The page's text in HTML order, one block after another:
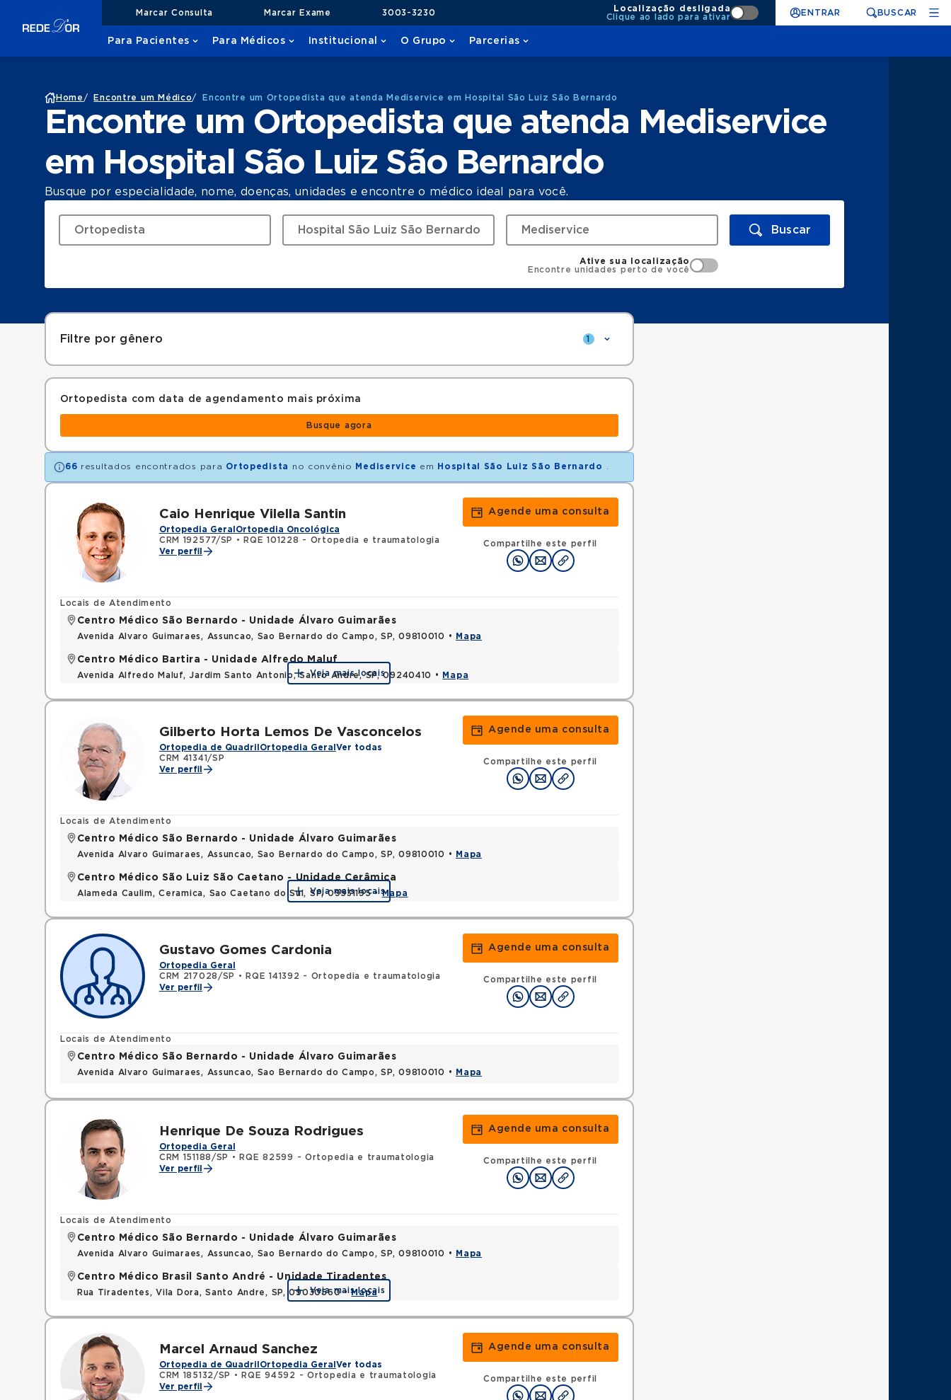
Marcar Consulta Marcar Exame 3003-3230
Localização desligada
Clique ao lado para ativar
ENTRAR BUSCAR
Para Pacientes Para Médicos Institucional O Grupo Parcerias
Home / Encontre um Médico/ Encontre um Ortopedista que atenda Mediservice em Hospital São Luiz São Bernardo
Encontre um Ortopedista que atenda Mediservice
em Hospital São Luiz São Bernardo
Busque por especialidade, nome, doenças, unidades e encontre o médico ideal para você.
Buscar
Ative sua localização
Encontre unidades perto de você
Filtre por gênero 1
Ortopedista com data de agendamento mais próxima
Busque agora
66 resultados encontrados para Ortopedista no convênio Mediservice em Hospital São Luiz São Bernardo
Caio Henrique Vilella Santin
Ortopedia Geral Ortopedia Oncológica
CRM 192577/SP
•
RQE 101228 - Ortopedia e traumatologia
Ver perfil
Agende uma consulta
Compartilhe este perfil
Locais de Atendimento
Centro Médico São Bernardo - Unidade Álvaro Guimarães
Avenida Alvaro Guimaraes, Assuncao, Sao Bernardo do Campo, SP, 09810010 • Mapa
Centro Médico Bartira - Unidade Alfredo Maluf
Avenida Alfredo Maluf, Jardim Santo Antonio, Santo Andre, SP, 09240410 • Mapa
Veja mais locais
Gilberto Horta Lemos De Vasconcelos
Ortopedia de Quadril Ortopedia Geral Ver todas
CRM 41341/SP
Ver perfil
Agende uma consulta
Compartilhe este perfil
Locais de Atendimento
Centro Médico São Bernardo - Unidade Álvaro Guimarães
Avenida Alvaro Guimaraes, Assuncao, Sao Bernardo do Campo, SP, 09810010 • Mapa
Centro Médico São Luiz São Caetano - Unidade Cerâmica
Alameda Caulim, Ceramica, Sao Caetano do Sul, SP, 09531195 •Mapa
Veja mais locais
Gustavo Gomes Cardonia
Ortopedia Geral
CRM 217028/SP
•
RQE 141392 - Ortopedia e traumatologia
Ver perfil
Agende uma consulta
Compartilhe este perfil
Locais de Atendimento
Centro Médico São Bernardo - Unidade Álvaro Guimarães
Avenida Alvaro Guimaraes, Assuncao, Sao Bernardo do Campo, SP, 09810010 • Mapa
Henrique De Souza Rodrigues
Ortopedia Geral
CRM 151188/SP
•
RQE 82599 - Ortopedia e traumatologia
Ver perfil
Agende uma consulta
Compartilhe este perfil
Locais de Atendimento
Centro Médico São Bernardo - Unidade Álvaro Guimarães
Avenida Alvaro Guimaraes, Assuncao, Sao Bernardo do Campo, SP, 09810010 • Mapa
Centro Médico Brasil Santo André - Unidade Tiradentes
Rua Tiradentes, Vila Dora, Santo Andre, SP, 09030560 •Mapa
Veja mais locais
Marcel Arnaud Sanchez
Ortopedia de Quadril Ortopedia Geral Ver todas
CRM 185132/SP
•
RQE 94592 - Ortopedia e traumatologia
Ver perfil
Agende uma consulta
Compartilhe este perfil